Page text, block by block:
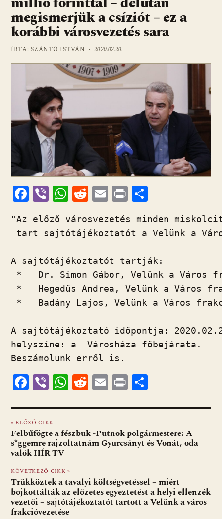
megismerjük a csíziót – ez a
korábbi városvezetés sara
ÍRTA: SZÁNTÓ ISTVÁN ·2020.02.20.
F
ac
e
b
o
Vi
b
er
W
h
at
s
A
p
p
R
d
di
t
E
ai
l
Pr
t
ss
za
m
e
g
"Az előző városvezetés minden
tart sajtótájékoztatót a Velünk a
A sajtótájékoztatót tartják:
*   Dr. Simon Gábor, Velünk a Város
*   Hegedűs Andrea, Velünk a Város
*   Badány Lajos, Velünk a Város
A sajtótájékoztató időpontja:
helyszíne: a  Városháza főbejárata.
Beszámolunk erről is.
F
e
b
o
o
k
Vi
er
W
at
s
A
p
R
d
di
t
E
ai
l
Pr
t za
m
e
« ELŐZŐ CIKK
Felbűfögte a fészbuk -Putnok polgármestere: A
s*ggemre rajzoltatnám Gyurcsányt és Vonát, oda
valók HÍR TV
KÖVETKEZŐ CIKK »
Trükköztek a tavalyi költségvetéssel – miért
bojkottálták az előzetes egyeztetést a helyi ellenzék
vezetői – sajtótájékoztatót tartott a Velünk a város
frakcióvezetése